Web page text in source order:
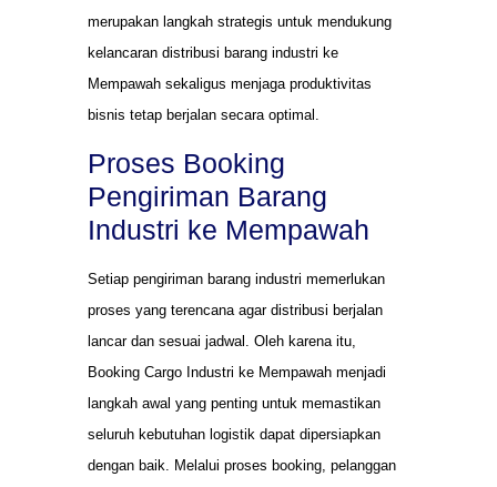
merupakan langkah strategis untuk mendukung
kelancaran distribusi barang industri ke
Mempawah sekaligus menjaga produktivitas
bisnis tetap berjalan secara optimal.
Proses Booking
Pengiriman Barang
Industri ke Mempawah
Setiap pengiriman barang industri memerlukan
proses yang terencana agar distribusi berjalan
lancar dan sesuai jadwal. Oleh karena itu,
Booking Cargo Industri ke Mempawah menjadi
langkah awal yang penting untuk memastikan
seluruh kebutuhan logistik dapat dipersiapkan
dengan baik. Melalui proses booking, pelanggan